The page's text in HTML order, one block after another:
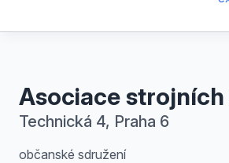
Asociace
Technická 4, Praha 6
občanské sdružení